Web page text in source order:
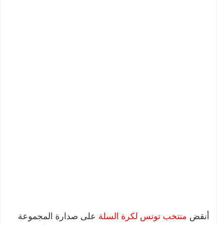
أنقض منتخب تونس لكرة السلة على صدارة المجموعة